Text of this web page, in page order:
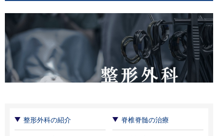
整形外科の紹介 脊椎脊髄の治療